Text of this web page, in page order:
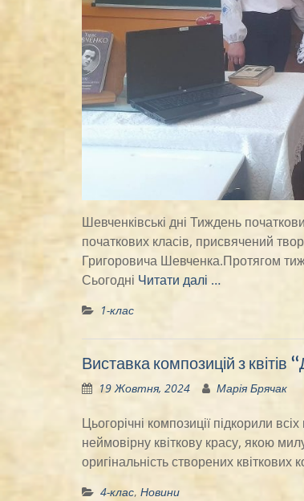
Шевченківські дні Тиждень
початкових класів, присвячений
Григоровича Шевченка.Протягом
Сьогодні Читати далі …
1-клас
Виставка композицій з квітів
19 Жовтня, 2024 Марія Брячак
Цьогорічні композиції підкорили
неймовірну квіткову красу, якою
оригінальність створених квіткових
4-клас, Новини